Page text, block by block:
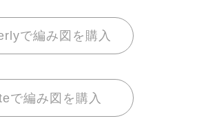
で編み図を購入
で編み図を購入